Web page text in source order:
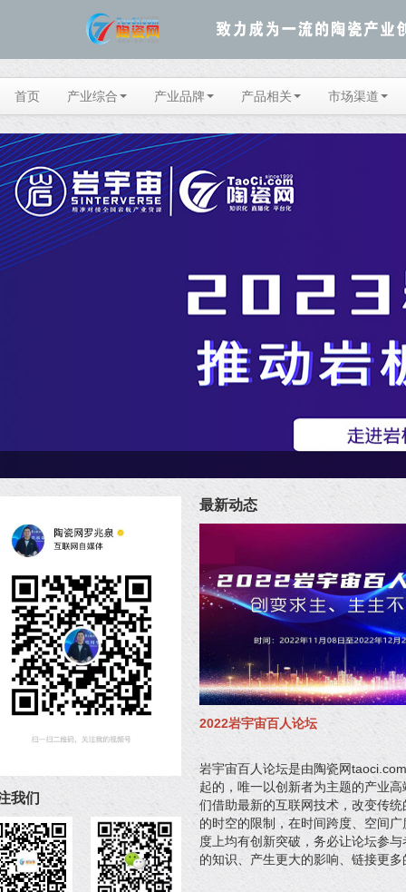
首页 产业综合 产业品牌 产品相关 市场渠道
我们
最新动态
2022岩宇宙百人论坛
岩宇宙百人论坛是由陶瓷网
起的，唯一以创新者为主题的产业
们借助最新的互联网技术，改变传统
的时空的限制，在时间跨度、空间
度上均有创新突破，务必让论坛参
的知识、产生更大的影响、链接更多